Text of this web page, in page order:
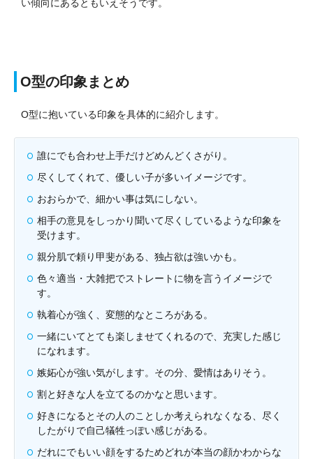
い傾向にあるともいえそうです。
O型の印象まとめ
O型に抱いている印象を具体的に紹介します。
誰にでも合わせ上手だけどめんどくさがり。
尽くしてくれて、優しい子が多いイメージです。
おおらかで、細かい事は気にしない。
相手の意見をしっかり聞いて尽くしているような印象を
受けます。
親分肌で頼り甲斐がある、独占欲は強いかも。
色々適当・大雑把でストレートに物を言うイメージで
す。
執着心が強く、変態的なところがある。
一緒にいてとても楽しませてくれるので、充実した感じ
になれます。
嫉妬心が強い気がします。その分、愛情はありそう。
割と好きな人を立てるのかなと思います。
好きになるとその人のことしか考えられなくなる、尽く
したがりで自己犠牲っぽい感じがある。
だれにでもいい顔をするためどれが本当の顔かわからな